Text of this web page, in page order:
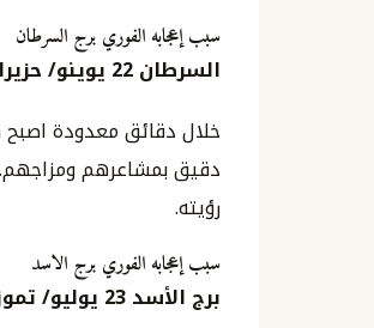
سبب إعجابه الفوري برج السرطان
السرطان22 يوينو/
خلال دقائق معدودة
دقيق بمشاعرهم
رؤيته.
سبب إعجابه الفوري برج الاسد
برج الأسد23 يوليو/